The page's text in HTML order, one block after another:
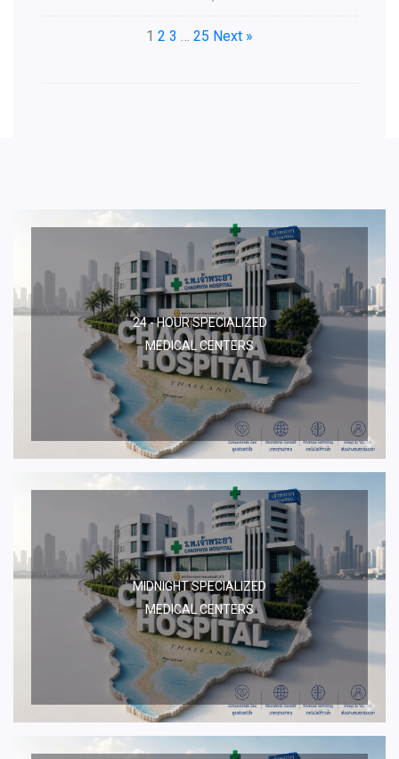
1 2 3 … 25 Next »
24 - HOUR SPECIALIZED
MEDICAL CENTERS
MIDNIGHT SPECIALIZED
MEDICAL CENTERS